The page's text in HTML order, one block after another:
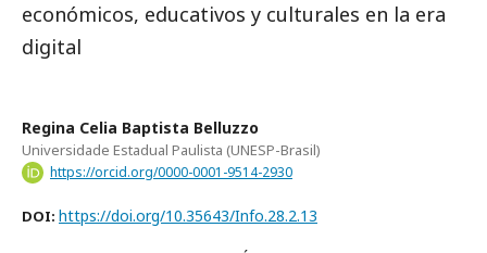
económicos, educativos y culturales en la era
digital
Regina Celia Baptista Belluzzo
Universidade Estadual Paulista (UNESP-Brasil)
https://orcid.org/0000-0001-9514-2930
DOI: https://doi.org/10.35643/Info.28.2.13